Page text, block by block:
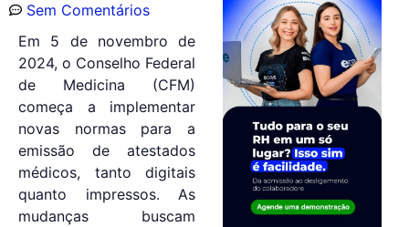
Sem Comentários
Em 5 de novembro de
2024, o Conselho Federal
de Medicina (CFM)
começa a implementar
novas normas para a
emissão de atestados
médicos, tanto digitais
quanto impressos. As
mudanças buscam